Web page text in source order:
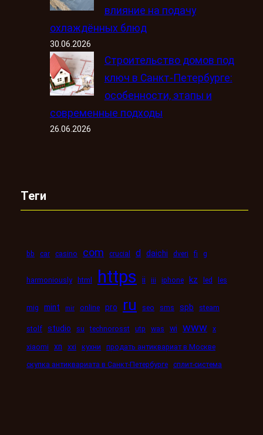
влияние на подачу
охлаждённых блюд
30.06.2026
Строительство домов под
ключ в Санкт-Петербурге:
особенности, этапы и
современные подходы
26.06.2026
Теги
bb car casino com crucial d daichi dveri fi g
harmoniously html https ii iii iphone kz led les
mig mint mir online pro ru seo sms spb steam
stolf studio su technorosst utp was wi www x
xiaomi xn xxi кухни
продать антиквариат в Москве
скупка антиквариата в Санкт-Петербурге сплит-система